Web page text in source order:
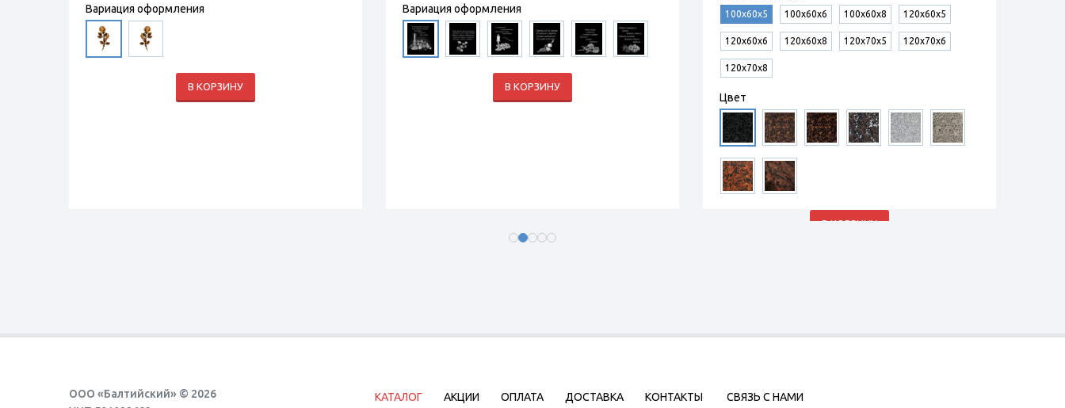
Вариация оформления
В КОРЗИНУ
Вариация оформления
В КОРЗИНУ
100х60х5 100х60х6 100х60х8 120х60х5
120х60х6 120х60х8 120х70х5 120х70х6
120х70х8
Цвет
В КОРЗИНУ
ООО «Балтийский» © 2026
КАТАЛОГ АКЦИИ ОПЛАТА ДОСТАВКА КОНТАКТЫ СВЯЗЬ С НАМИ